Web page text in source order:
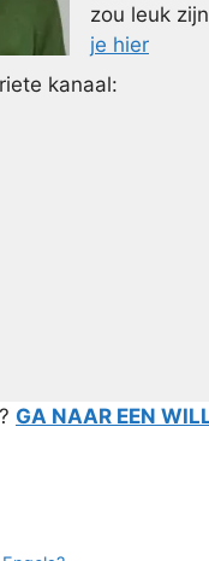
zou leuk
je hier
kanaal:
GA NAAR EEN